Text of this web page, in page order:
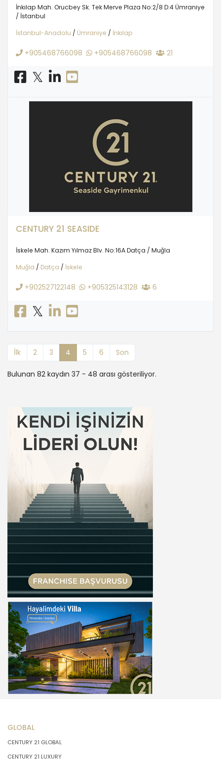
İnkılap Mah. Orucbey Sk. Tek Merve Plaza No:2/8 D:4 Ümraniye
/ İstanbul
İstanbul-Anadolu / Ümraniye / İnkılap
+905468766098 +905468766098 21
CENTURY 21 SEASIDE
İskele Mah. Kazım Yılmaz Blv. No:16A Datça / Muğla
Muğla / Datça / İskele
+902527122148 +905325143128 6
İlk 2 3 4 5 6 Son
Bulunan 82 kaydın 37 - 48 arası gösteriliyor.
GLOBAL
CENTURY 21 GLOBAL
CENTURY 21 LUXURY